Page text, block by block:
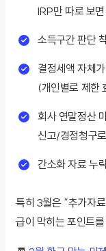
IRP만 따로 보
소득구간 판단
결정세액 자체
(개인별로 제한
회사 연말정산
신고/경정청구
간소화 자료 누
특히 3월은 “추가자
급이 막히는 포인트